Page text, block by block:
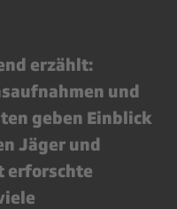
erzählt:
und
geben Einblick
Jäger und
erforschte